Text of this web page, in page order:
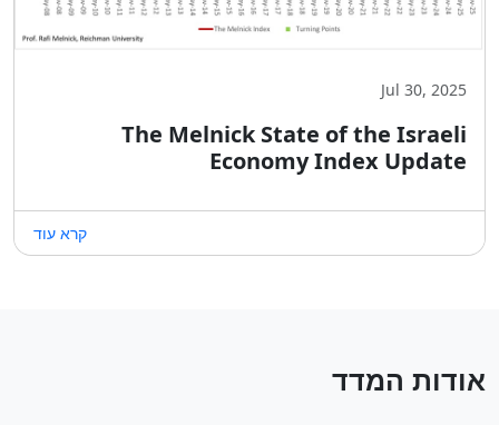
Jul 30, 2025
The Melnick State of the Israeli
Economy Index Update
קרא עוד
אודות המדד